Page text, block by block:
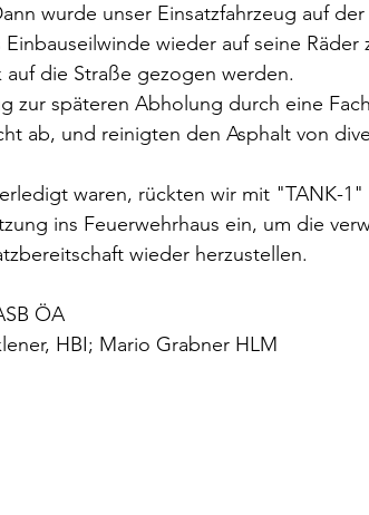
wurde unser Einsatzfahrzeug auf
wieder auf seine
die Straße gezogen werden.
zur späteren Abholung durch eine
ab, und reinigten den Asphalt von
waren, rückten wir mit "TANK-
ins Feuerwehrhaus ein, um die
wieder herzustellen.
ÖA
HBI; Mario Grabner HLM